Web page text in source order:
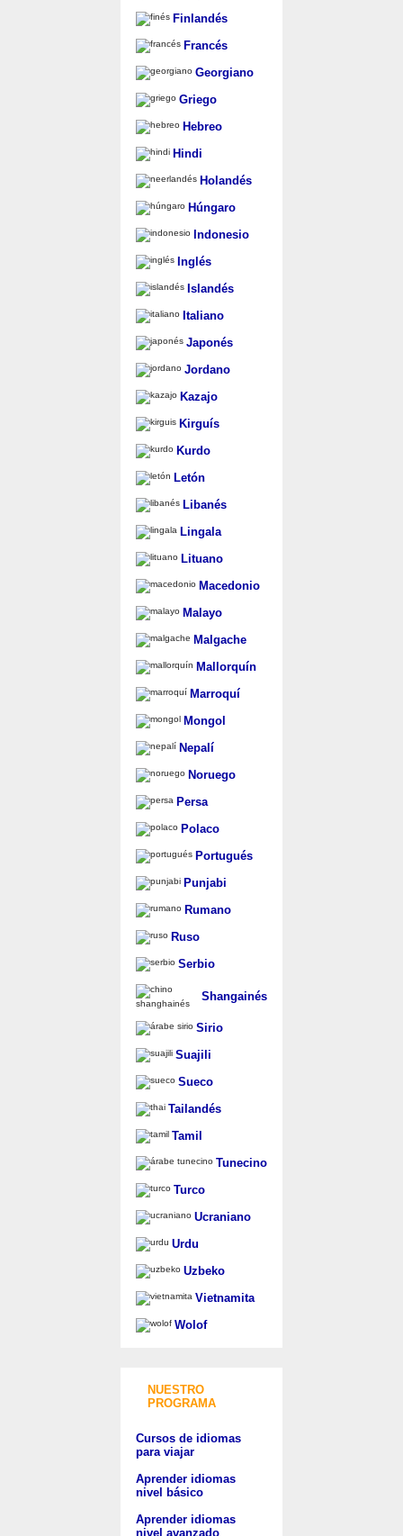
Finlandés
Francés
Georgiano
Griego
Hebreo
Hindi
Holandés
Húngaro
Indonesio
Inglés
Islandés
Italiano
Japonés
Jordano
Kazajo
Kirguís
Kurdo
Letón
Libanés
Lingala
Lituano
Macedonio
Malayo
Malgache
Mallorquín
Marroquí
Mongol
Nepalí
Noruego
Persa
Polaco
Portugués
Punjabi
Rumano
Ruso
Serbio
Shangainés
Sirio
Suajili
Sueco
Tailandés
Tamil
Tunecino
Turco
Ucraniano
Urdu
Uzbeko
Vietnamita
Wolof
NUESTRO
PROGRAMA
Cursos de idiomas
para viajar
Aprender idiomas
nivel básico
Aprender idiomas
nivel avanzado